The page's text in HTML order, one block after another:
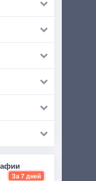
За 7 дней